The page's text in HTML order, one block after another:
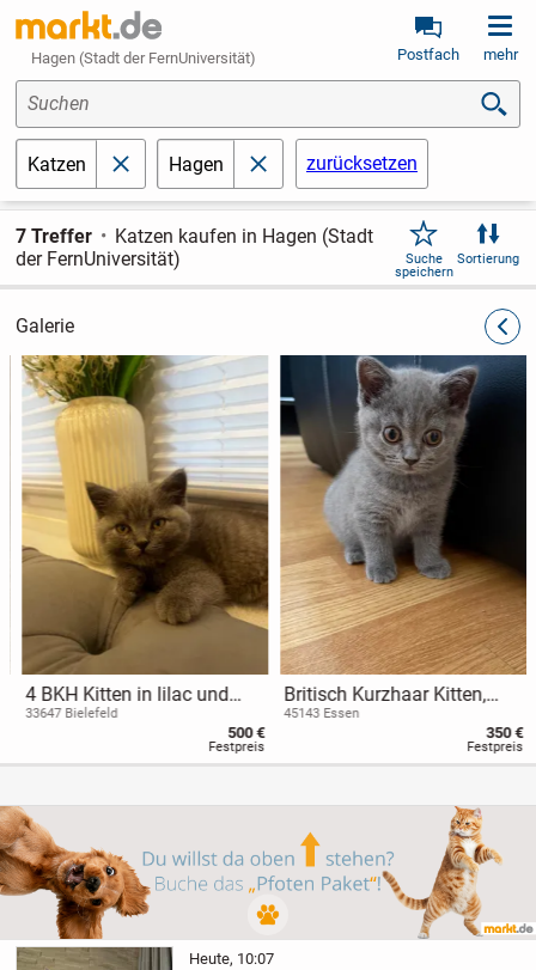
Hagen (Stadt der FernUniversität) Postfach mehr
Suchen
Katzen schließen
Hagen schließenzurücksetzen
7 Treffer
Katzen kaufen in Hagen (Stadt
der FernUniversität)
Suche
speichern
Sortierung
Galerie
4 BKH Kitten in lilac und
grau
33647 Bielefeld
500 €
Festpreis
Britisch Kurzhaar Kitten,
BKH, Kätzchen, Katzen,
45143 Essen
350 €
Festpreis
Heute, 10:07